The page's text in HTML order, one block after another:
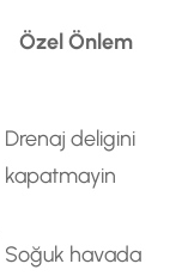
Özel Önlem
Drenaj deligini
kapatmayin
Soğuk havada